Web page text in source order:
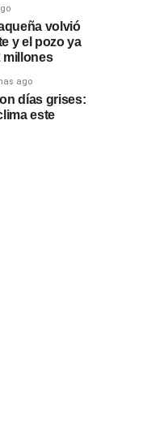
volvió
y el pozo ya
millones
ago
días grises:
este